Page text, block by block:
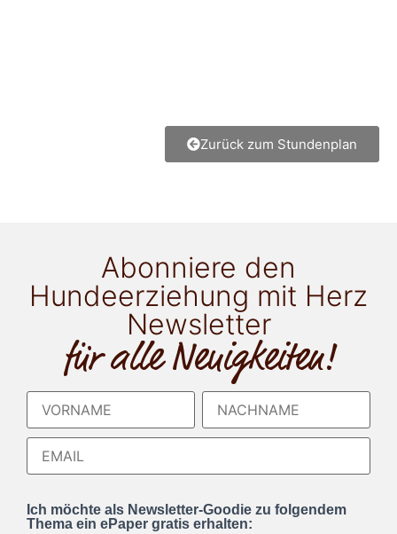
Zurück zum Stundenplan
Abonniere den
Hundeerziehung mit Herz
Newsletter
für alle Neuigkeiten!
Ich möchte als Newsletter-Goodie zu folgendem
Thema ein ePaper gratis erhalten: